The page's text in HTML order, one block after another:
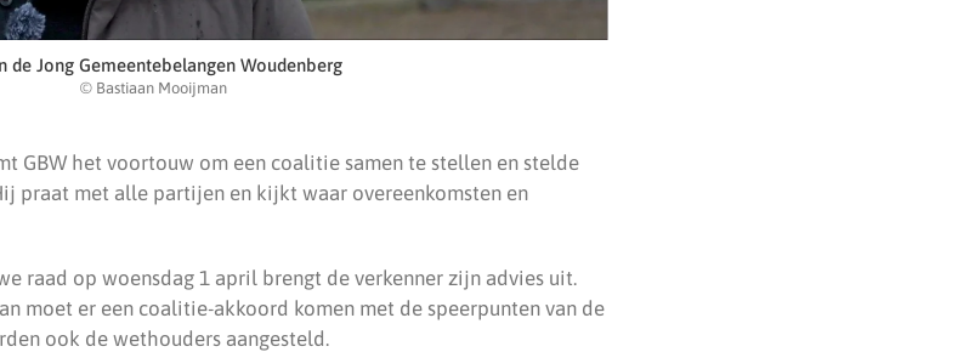
de Jong Gemeentebelangen Woudenberg
© Bastiaan Mooijman
GBW het voortouw om een coalitie samen te stellen en stelde
praat met alle partijen en kijkt waar overeenkomsten en
raad op woensdag 1 april brengt de verkenner zijn advies uit.
moet er een coalitie-akkoord komen met de speerpunten van de
ook de wethouders aangesteld.